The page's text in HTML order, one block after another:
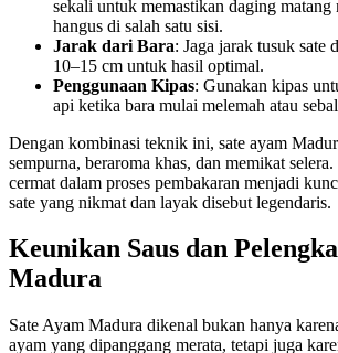
sekali untuk memastikan daging matang
hangus di salah satu sisi.
Jarak dari Bara: Jaga jarak tusuk sate
10–15 cm untuk hasil optimal.
Penggunaan Kipas: Gunakan kipas
api ketika bara mulai melemah atau
Dengan kombinasi teknik ini, sate ayam
sempurna, beraroma khas, dan memikat
cermat dalam proses pembakaran menjadi
sate yang nikmat dan layak disebut legendaris.
Keunikan Saus dan
Madura
Sate Ayam Madura dikenal bukan hanya
ayam yang dipanggang merata, tetapi juga